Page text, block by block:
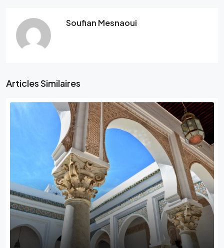
Soufian Mesnaoui
Articles Similaires